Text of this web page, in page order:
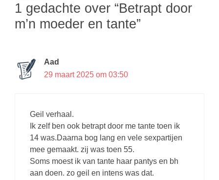
1 gedachte over “Betrapt door
m’n moeder en tante”
Aad
29 maart 2025 om 03:50
Geil verhaal.
Ik zelf ben ook betrapt door me tante toen ik
14 was.Daarna bog lang en vele sexpartijen
mee gemaakt. zij was toen 55.
Soms moest ik van tante haar pantys en bh
aan doen. zo geil en intens was dat.